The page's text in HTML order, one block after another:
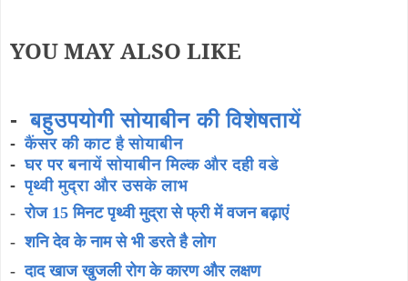
YOU MAY ALSO LIKE
-बहुउपयोगी सोयाबीन की विशेषतायें
-कैंसर की काट है सोयाबीन
-घर पर बनायें सोयाबीन मिल्क और दही वडे
-पृथ्वी मुद्रा और उसके लाभ
-रोज 15 मिनट पृथ्वी मुद्रा से फ्री में वजन बढ़ाएं
-शनि देव के नाम से भी डरते है लोग
-दाद खाज खुजली रोग के कारण और लक्षण